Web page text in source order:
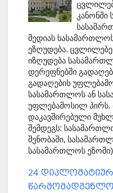
კანონში
მედიას
ეზღუდება.
იზღუდება
დერეფნებში
გადაღების
სასამართლოს ან
უფლებამოსილ პირს.
დაკავშირებული
შემდეგს:
შენობაში,
სასამართლოს
24